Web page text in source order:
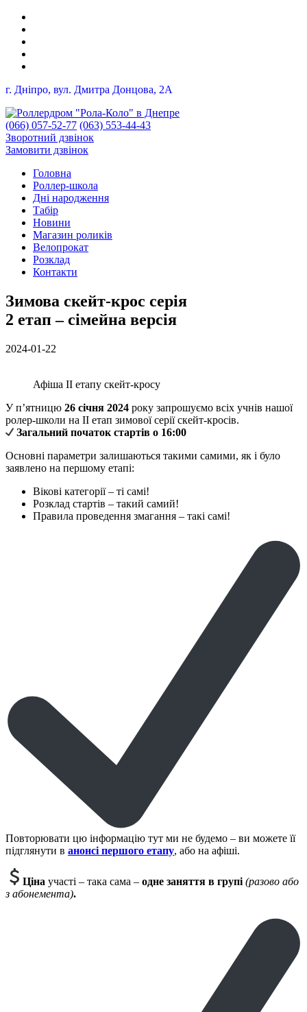
г. Дніпро, вул. Дмитра Донцова, 2A
(066) 057-52-77 (063) 553-44-43
Зворотний дзвінок
Замовити дзвінок
Головна
Роллер-школа
Дні народження
Табір
Новини
Магазин роликів
Велопрокат
Розклад
Контакти
Зимова скейт-крос серія
2 етап – сімейна версія
2024-01-22
Афіша II етапу скейт-кросу
У п’ятницю 26 січня 2024 року запрошуємо всіх учнів нашої
ролер-школи на II етап зимової серії скейт-кросів.
Загальний початок стартів о 16:00
Основні параметри залишаються такими самими, як і було
заявлено на першому етапі:
Вікові категорії – ті самі!
Розклад стартів – такий самий!
Правила проведення змагання – такі самі!
Повторювати цю інформацію тут ми не будемо – ви можете її
підглянути в анонсі першого етапу, або на афіші.
Ціна участі – така сама – одне заняття в групі (разово або
з абонемента).